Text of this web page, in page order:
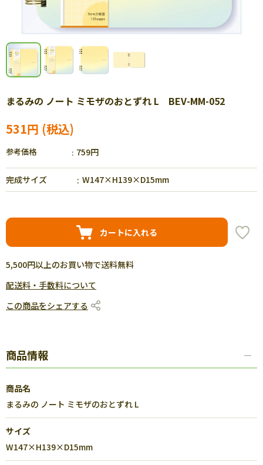
まるみの ノート ミモザのおとずれ L BEV-MM-052
531円
参考価格 759円
完成サイズ W147×H139×D15mm
カートに入れる
5,500円以上のお買い物で送料無料
配送料・手数料について
この商品をシェアする
商品情報
商品名
まるみの ノート ミモザのおとずれ L
サイズ
W147×H139×D15mm